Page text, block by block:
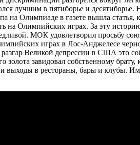
лучшим в пятиборье и десятиборье.
на Олимпиаде в газете вышла
на Олимпийских играх. За эту
МОК удовлетворил просьбу
играх в Лос-Анджелесе
Великой депрессии в США это
золота завидовал собственному
выходы в рестораны, бары и клубы. Им